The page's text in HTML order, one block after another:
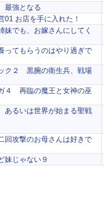
最強となる
01 お店を手に入れた！
妹でも、お嫁さんにしてく
ってもらうのはやり過ぎで
ク２ 黒腕の衛生兵、戦場
４ 再臨の魔王と女神の巫
あるいは世界が始まる聖戦
回攻撃のお母さんは好きで
妹じゃない９